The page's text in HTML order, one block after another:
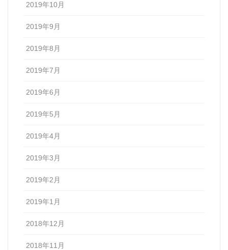
2019年10月
2019年9月
2019年8月
2019年7月
2019年6月
2019年5月
2019年4月
2019年3月
2019年2月
2019年1月
2018年12月
2018年11月